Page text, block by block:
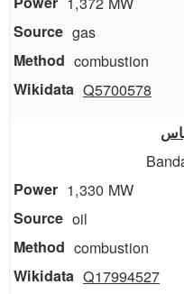
gas
combustion
Q5700578
1,330 MW
oil
combustion
Q17994527